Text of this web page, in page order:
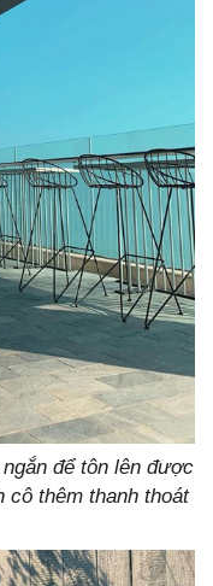
để tôn lên được
cô thêm thanh thoát